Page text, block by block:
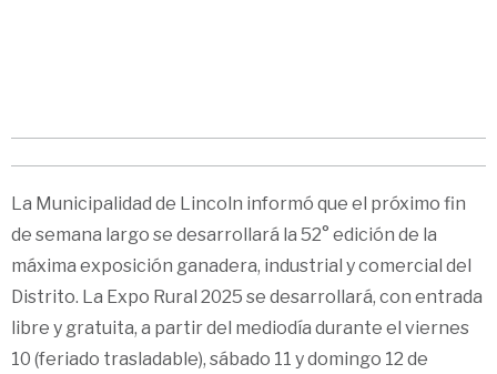
La Municipalidad de Lincoln informó que el próximo fin
de semana largo se desarrollará la 52° edición de la
máxima exposición ganadera, industrial y comercial del
Distrito. La Expo Rural 2025 se desarrollará, con entrada
libre y gratuita, a partir del mediodía durante el viernes
10 (feriado trasladable), sábado 11 y domingo 12 de